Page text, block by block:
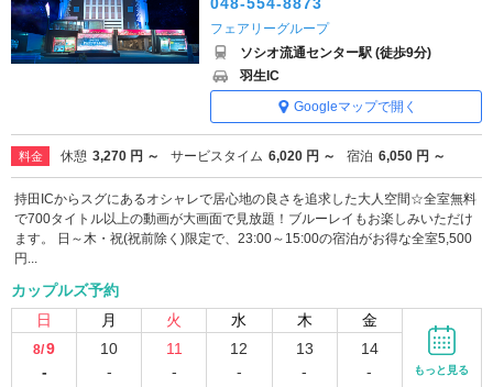
フェアリーグループ
ソシオ流通センター駅 (徒歩9分)
羽生IC
Googleマップで開く
料金 休憩 3,270 円 ～ サービスタイム 6,020 円 ～ 宿泊 6,050 円 ～
持田ICからスグにあるオシャレで居心地の良さを追求した大人空間☆全室無料
で700タイトル以上の動画が大画面で見放題！ブルーレイもお楽しみいただけ
ます。 日～木・祝(祝前除く)限定で、23:00～15:00の宿泊がお得な全室5,500
円...
カップルズ予約
日
月 火 水 木 金
8/9
-
10
-
11
-
12
-
13
-
14
-
もっと見る